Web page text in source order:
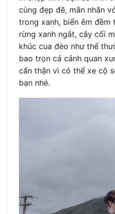
cùng đẹp đẽ, mãn nhãn
trong xanh, biển êm đềm
rừng xanh ngắt, cây cối
khúc cua đèo như thế
bao trọn cả cảnh quan
cẩn thận vì có thể xe cộ
bạn nhé.